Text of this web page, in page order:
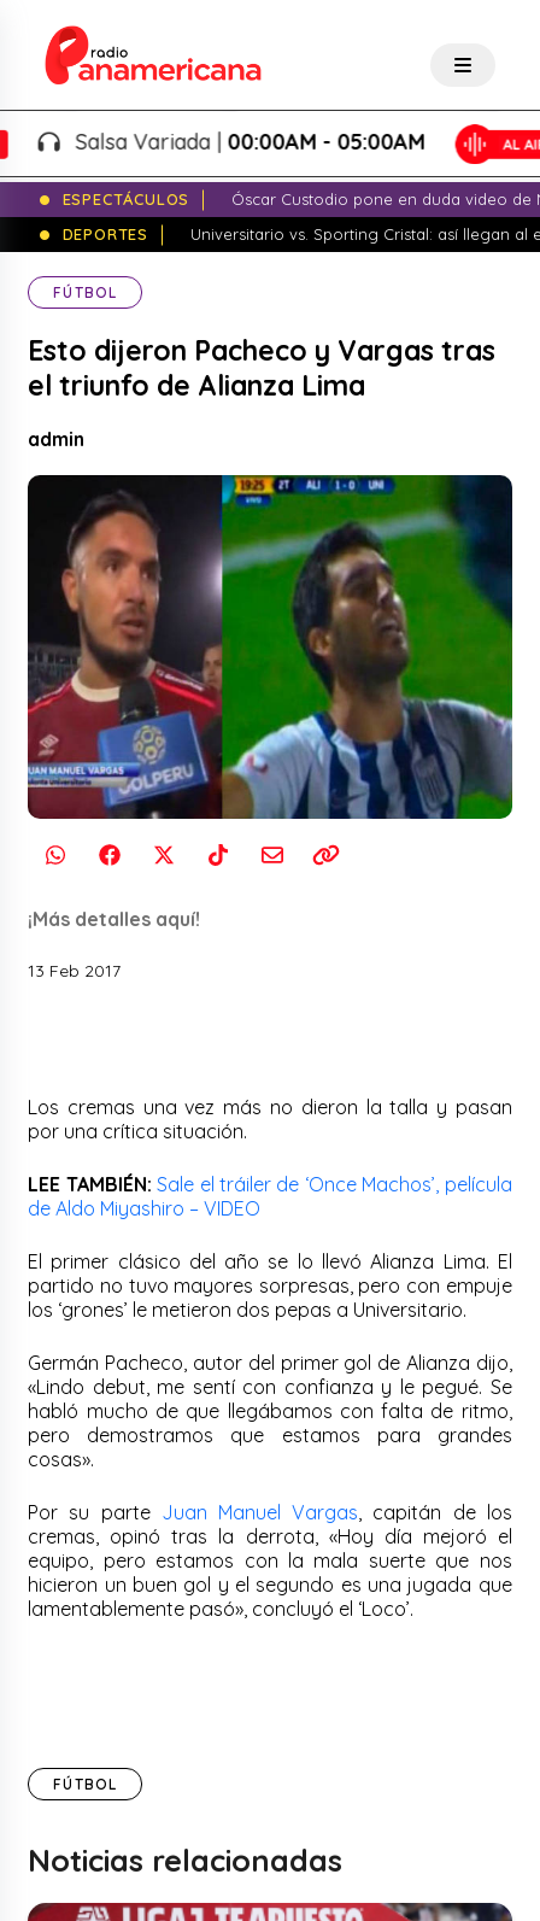
Salsa Variada |00:00AM - 05:00AM
ESPECTÁCULOS
Óscar Custodio pone en duda video de
DEPORTES
Universitario vs. Sporting Cristal: así llegan al
FÚTBOL
Esto dijeron Pacheco y Vargas tras
el triunfo de Alianza Lima
admin
¡Más detalles aquí!
13 Feb 2017
Los cremas una vez más no dieron la talla y pasan
por una crítica situación.
LEE TAMBIÉN: Sale el tráiler de ‘Once Machos’, película
de Aldo Miyashiro – VIDEO
El primer clásico del año se lo llevó Alianza Lima. El
partido no tuvo mayores sorpresas, pero con empuje
los ‘grones’ le metieron dos pepas a Universitario.
Germán Pacheco, autor del primer gol de Alianza dijo,
«Lindo debut, me sentí con confianza y le pegué. Se
habló mucho de que llegábamos con falta de ritmo,
pero demostramos que estamos para grandes
cosas».
Por su parte Juan Manuel Vargas , capitán de los
cremas, opinó tras la derrota, «Hoy día mejoró el
equipo, pero estamos con la mala suerte que nos
hicieron un buen gol y el segundo es una jugada que
lamentablemente pasó», concluyó el ‘Loco’.
FÚTBOL
Noticias relacionadas